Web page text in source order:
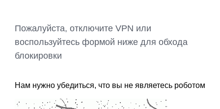
Пожалуйста, отключите VPN или
воспользуйтесь формой ниже для обхода
блокировки
Нам нужно убедиться, что вы не являетесь роботом